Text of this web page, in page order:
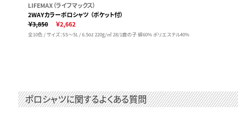
LIFEMAX（ライフマックス）
2WAYカラーポロシャツ （ポケット付）
￥3,850
￥2,662
全10色 / サイズ：SS～5L / 6.5oz 220g/㎡ 28/1鹿の子 綿60% ポリエステル40%
ポロシャツに関するよくある質問